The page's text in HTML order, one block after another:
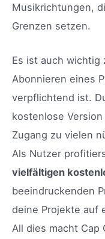
Musikrichtungen,
Grenzen setzen.
Es ist auch wichtig
Abonnieren eines
verpflichtend ist.
kostenlose
Zugang zu vielen
Als Nutzer
vielfältigen
beeindruckenden
deine Projekte auf
All dies macht